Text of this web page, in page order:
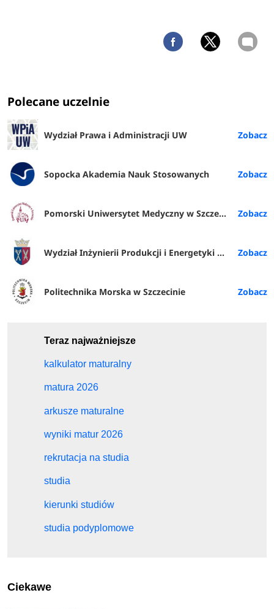
Polecane uczelnie
Wydział Prawa i Administracji UW
Sopocka Akademia Nauk Stosowanych
Pomorski Uniwersytet Medyczny w Szczecinie
Wydział Inżynierii Produkcji i Energetyki URK
Politechnika Morska w Szczecinie
Teraz najważniejsze
kalkulator maturalny
matura 2026
arkusze maturalne
wyniki matur 2026
rekrutacja na studia
studia
kierunki studiów
studia podyplomowe
Ciekawe